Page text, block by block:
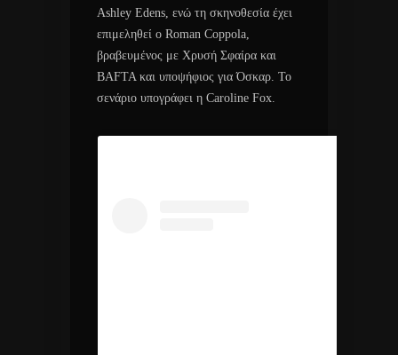
Ashley Edens, ενώ τη σκηνοθεσία έχει
επιμεληθεί ο Roman Coppola,
βραβευμένος με Χρυσή Σφαίρα και
BAFTA και υποψήφιος για Όσκαρ. Το
σενάριο υπογράφει η Caroline Fox.